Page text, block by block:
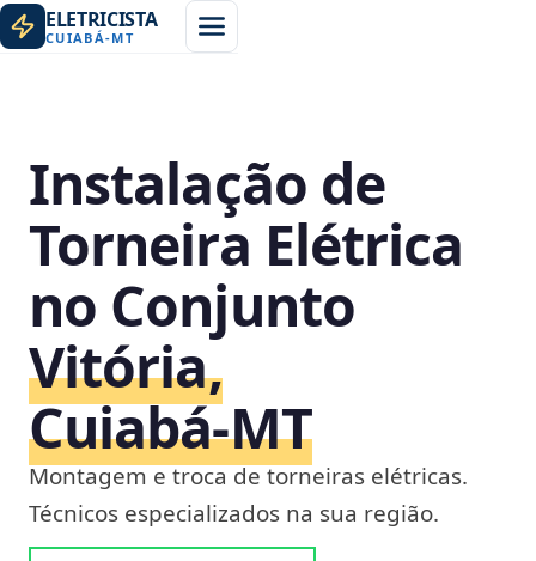
ELETRICISTA
CUIABÁ-MT
Instalação de
Torneira Elétrica
no Conjunto
Vitória,
Cuiabá‑MT
Montagem e troca de torneiras elétricas.
Técnicos especializados na sua região.